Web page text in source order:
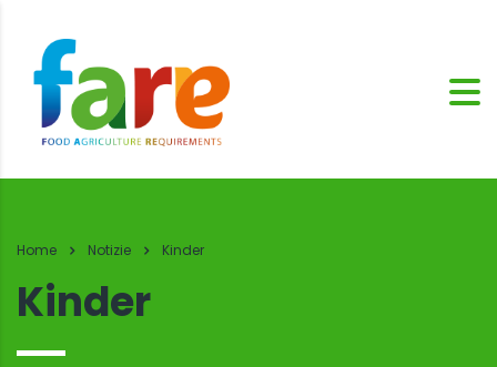
Home Notizie Kinder
Kinder